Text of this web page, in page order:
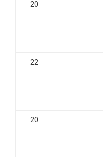
20
22
20